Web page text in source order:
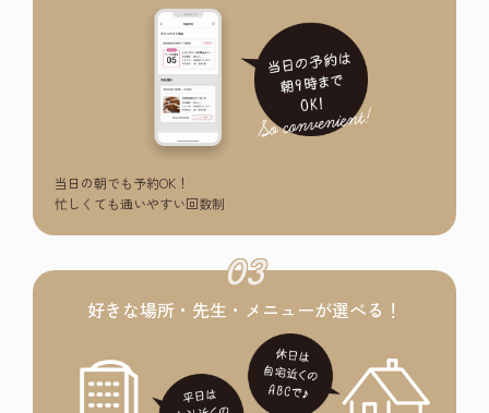
当日の朝でも予約OK！
忙しくても通いやすい回数制
03
好きな場所・先生・メニューが選べる！